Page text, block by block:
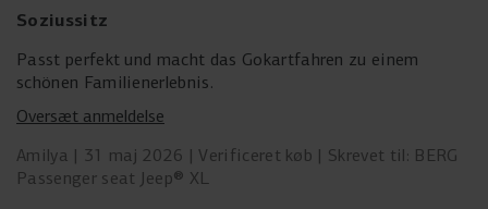
Soziussitz
Passt perfekt und macht das Gokartfahren zu einem
schönen Familienerlebnis.
Oversæt anmeldelse
Amilya
31 maj 2026 Verificeret køb
Skrevet til: BERG
Passenger seat Jeep® XL